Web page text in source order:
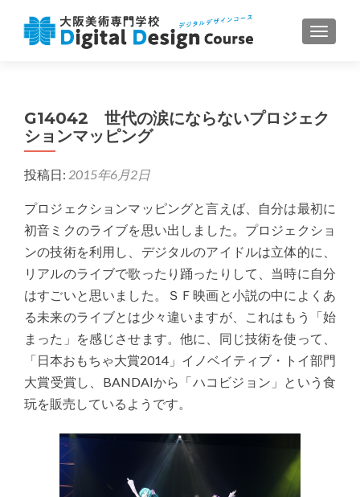
ナビゲ
G14042 世代の涙にならないプロジェク
ションマッピング
投稿日: 2015年6月2日
プロジェクションマッピングと言えば、自分は最初に
初音ミクのライブを思い出しました。プロジェクショ
ンの技術を利用し、デジタルのアイドルは立体的に、
リアルのライブで歌ったり踊ったりして、当時に自分
はすごいと思いました。ＳＦ映画と小説の中によくあ
る未来のライブとは少々違いますが、これはもう「始
まった」を感じさせます。他に、同じ技術を使って、
「日本おもちゃ大賞2014」イノベイティブ・トイ部門
大賞受賞し、BANDAIから「ハコビジョン」という食
玩を販売しているようです。